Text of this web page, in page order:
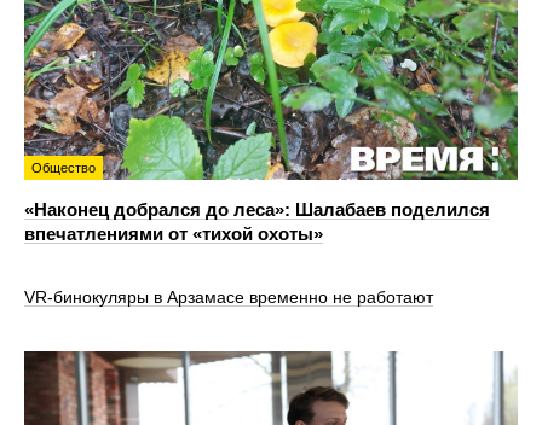
Общество
«Наконец добрался до леса»: Шалабаев поделился
впечатлениями от «тихой охоты»
VR‑бинокуляры в Арзамасе временно не работают